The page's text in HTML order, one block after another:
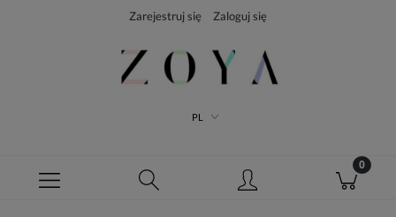
Zarejestruj się Zaloguj się
PL